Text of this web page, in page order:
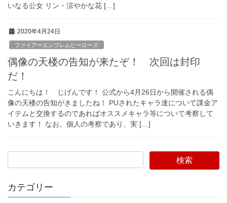
いなる公女 リン・涼やかな花 […]
2020年4月24日
ファイアーエンブレムヒーローズ
偶像の天楼の告知が来たぞ！ 次回は封印
だ！
こんにちは！ じげんです！ 公式から4月26日から開催される偶
像の天楼の告知がきましたね！ PUされたキャラ達について課金ア
イテムと交換するのであればオススメキャラ等について考察して
いきます！ なお、個人の考察であり、実 […]
検索
カテゴリー